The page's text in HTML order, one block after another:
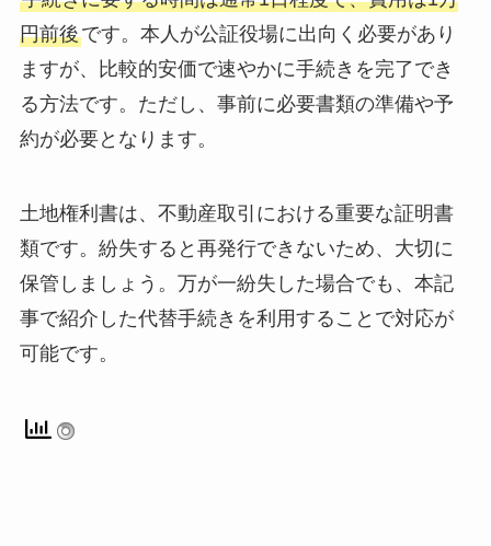
円前後です。本人が公証役場に出向く必要があり
ますが、比較的安価で速やかに手続きを完了でき
る方法です。ただし、事前に必要書類の準備や予
約が必要となります。
土地権利書は、不動産取引における重要な証明書
類です。紛失すると再発行できないため、大切に
保管しましょう。万が一紛失した場合でも、本記
事で紹介した代替手続きを利用することで対応が
可能です。